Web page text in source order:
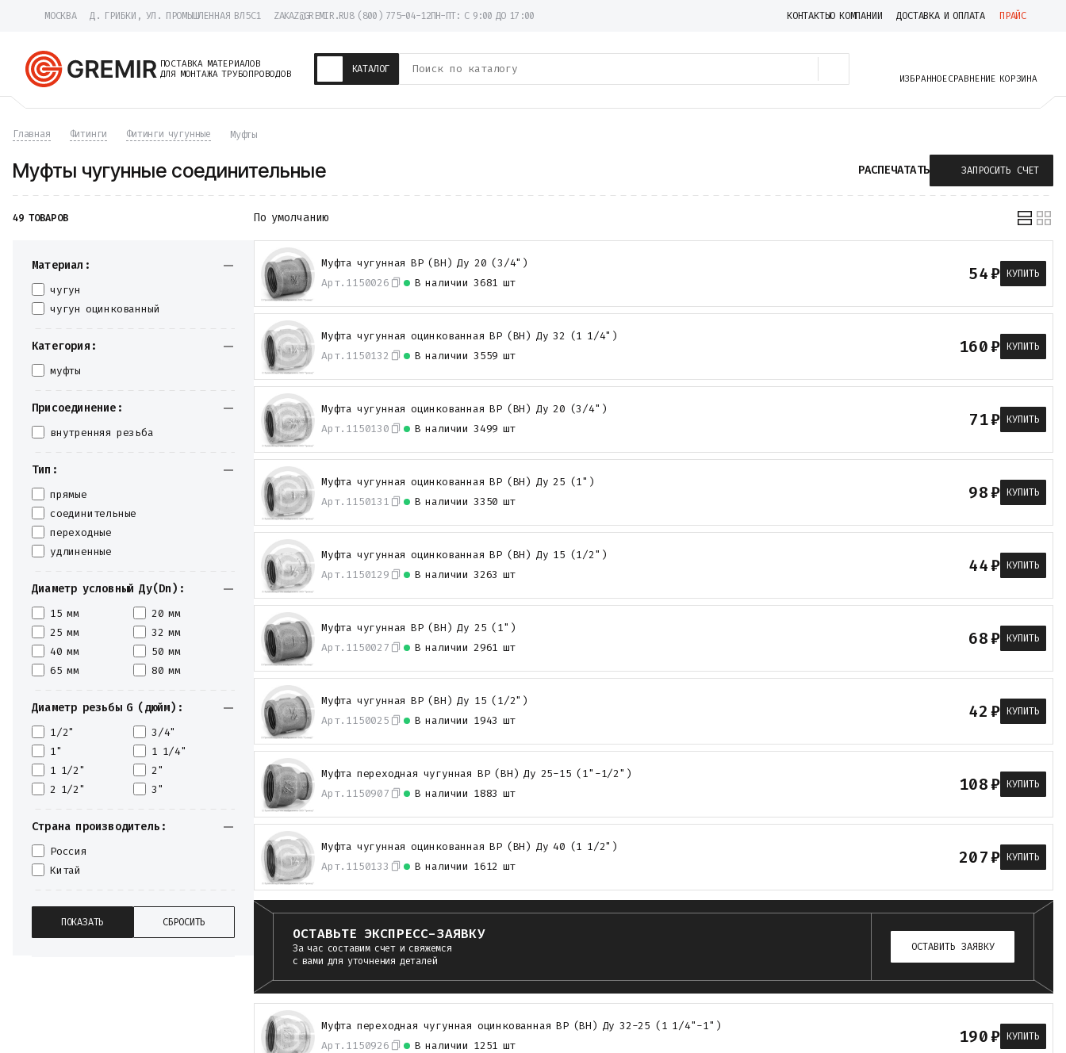
МОСКВА Д. ГРИБКИ, УЛ. ПРОМЫШЛЕННАЯ ВЛ5С1 ZAKAZ@GREMIR.RU8 (800) 775-04-12ПН-ПТ: С 9:00 ДО 17:00 КОНТАКТЫО КОМПАНИИ ДОСТАВКА И ОПЛАТА ПРАЙС
ПОСТАВКА МАТЕРИАЛОВ
ДЛЯ МОНТАЖА ТРУБОПРОВОДОВ
КАТАЛОГ
ИЗБРАННОЕСРАВНЕНИЕ КОРЗИНА
Трубы
Хомуты
Фланцы
Тройники
Краны
Затворы
Фильтры
Фасонные части
Крепеж
Прокладки и уплотнения
Металлопрокат
Измерительные приборы
Водомерные узлы
Запорная арматура
Главная Фитинги Фитинги чугунные Муфты
Муфты чугунные соединительные РАСПЕЧАТАТЬ ЗАПРОСИТЬ СЧЕТ
49 ТОВАРОВ
Материал:
чугун
чугун оцинкованный
Категория:
муфты
Присоединение:
внутренняя резьба
Тип:
прямые
соединительные
переходные
удлиненные
Диаметр условный Ду(Dn):
15 мм
20 мм
25 мм
32 мм
40 мм
50 мм
65 мм
80 мм
Диаметр резьбы G (дюйм):
1/2"
3/4"
1"
1 1/4"
1 1/2"
2"
2 1/2"
3"
Страна производитель:
Россия
Китай
По умолчанию
Арт. 1150026 В наличии 3681 шт
Муфта чугунная ВР (ВН) Ду 20 (3/4")
54₽ КУПИТЬ
Арт. 1150132 В наличии 3559 шт
Муфта чугунная оцинкованная ВР (ВН) Ду 32 (1 1/4")
160₽ КУПИТЬ
Арт. 1150130 В наличии 3499 шт
Муфта чугунная оцинкованная ВР (ВН) Ду 20 (3/4")
71₽ КУПИТЬ
Арт. 1150131 В наличии 3350 шт
Муфта чугунная оцинкованная ВР (ВН) Ду 25 (1")
98₽ КУПИТЬ
Арт. 1150129 В наличии 3263 шт
Муфта чугунная оцинкованная ВР (ВН) Ду 15 (1/2")
44₽ КУПИТЬ
Арт. 1150027 В наличии 2961 шт
Муфта чугунная ВР (ВН) Ду 25 (1")
68₽ КУПИТЬ
Арт. 1150025 В наличии 1943 шт
Муфта чугунная ВР (ВН) Ду 15 (1/2")
42₽ КУПИТЬ
Арт. 1150907 В наличии 1883 шт
Муфта переходная чугунная ВР (ВН) Ду 25-15 (1"-1/2")
108₽ КУПИТЬ
Арт. 1150133 В наличии 1612 шт
Муфта чугунная оцинкованная ВР (ВН) Ду 40 (1 1/2")
207₽ КУПИТЬ
ОСТАВЬТЕ ЭКСПРЕСС-ЗАЯВКУ
За час составим счет и свяжемся
с вами для уточнения деталей
ОСТАВИТЬ ЗАЯВКУ
Арт. 1150926 В наличии 1251 шт
Муфта переходная чугунная оцинкованная ВР (ВН) Ду 32-25 (1 1/4"-1")
190₽ КУПИТЬ